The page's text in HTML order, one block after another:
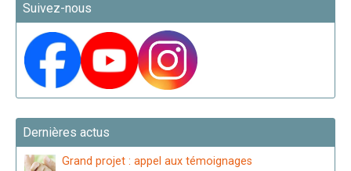
Suivez-nous
Dernières actus
Grand projet : appel aux témoignages